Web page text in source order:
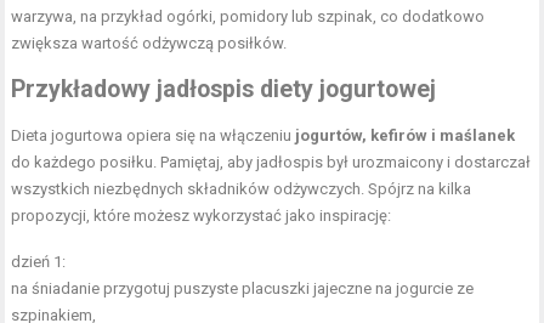
warzywa, na przykład ogórki, pomidory lub szpinak, co dodatkowo
zwiększa wartość odżywczą posiłków.
Przykładowy jadłospis diety jogurtowej
Dieta jogurtowa opiera się na włączeniu jogurtów, kefirów i maślanek
do każdego posiłku. Pamiętaj, aby jadłospis był urozmaicony i dostarczał
wszystkich niezbędnych składników odżywczych. Spójrz na kilka
propozycji, które możesz wykorzystać jako inspirację:
dzień 1:
na śniadanie przygotuj puszyste placuszki jajeczne na jogurcie ze
szpinakiem,